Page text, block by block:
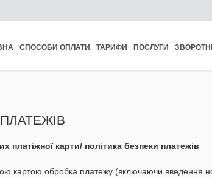
СПОСОБИ ОПЛАТИ ТАРИФИ ПОСЛУГИ
платіжної карти/ політика безпеки платежів
картою обробка платежу (включаючи введення